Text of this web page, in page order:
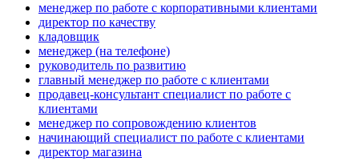
менеджер по работе с корпоративными клиентами
директор по качеству
кладовщик
менеджер (на телефоне)
руководитель по развитию
главный менеджер по работе с клиентами
продавец-консультант специалист по работе с
клиентами
менеджер по сопровождению клиентов
начинающий специалист по работе с клиентами
директор магазина